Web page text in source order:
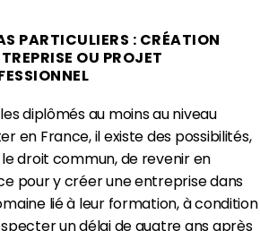
PARTICULIERS : CRÉATION
OU PROJET
diplômés au moins au niveau
en France, il existe des possibilités,
droit commun, de revenir en
pour y créer une entreprise dans
lié à leur formation, à condition
un délai de quatre ans après